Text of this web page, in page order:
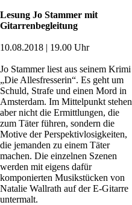
Lesung Jo Stammer mit
Gitarrenbegleitung
10.08.2018 | 19.00 Uhr
Jo Stammer liest aus seinem Krimi
„Die Allesfresserin“. Es geht um
Schuld, Strafe und einen Mord in
Amsterdam. Im Mittelpunkt stehen
aber nicht die Ermittlungen, die
zum Täter führen, sondern die
Motive der Perspektivlosigkeiten,
die jemanden zu einem Täter
machen. Die einzelnen Szenen
werden mit eigens dafür
komponierten Musikstücken von
Natalie Wallrath auf der E-Gitarre
untermalt.